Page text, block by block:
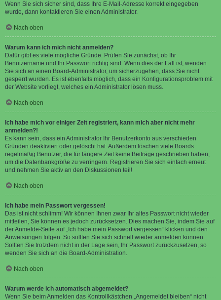
Wenn Sie sich sicher sind, dass Ihre E-Mail-Adresse korrekt eingegeben
wurde, dann kontaktieren Sie einen Administrator.
Nach oben
Warum kann ich mich nicht anmelden?
Dafür gibt es viele mögliche Gründe. Prüfen Sie zunächst, ob Ihr
Benutzername und Ihr Passwort richtig sind. Wenn dies der Fall ist, wenden
Sie sich an einen Board-Administrator, um sicherzugehen, dass Sie nicht
gesperrt wurden. Es ist ebenfalls möglich, dass ein Konfigurationsproblem mit
der Website vorliegt, welches ein Administrator lösen muss.
Nach oben
Ich habe mich vor einiger Zeit registriert, kann mich aber nicht mehr
anmelden?!
Es kann sein, dass ein Administrator Ihr Benutzerkonto aus verschieden
Gründen deaktiviert oder gelöscht hat. Außerdem löschen viele Boards
regelmäßig Benutzer, die für längere Zeit keine Beiträge geschrieben haben,
um die Datenbankgröße zu verringern. Registrieren Sie sich einfach erneut
und nehmen Sie aktiv an den Diskussionen teil!
Nach oben
Ich habe mein Passwort vergessen!
Das ist nicht schlimm! Wir können Ihnen zwar Ihr altes Passwort nicht wieder
mitteilen, Sie können es jedoch zurücksetzen. Dies machen Sie, indem Sie auf
der Anmelde-Seite auf „Ich habe mein Passwort vergessen“ klicken und den
Anweisungen folgen. So sollten Sie sich schnell wieder anmelden können.
Sollten Sie trotzdem nicht in der Lage sein, Ihr Passwort zurückzusetzen, so
wenden Sie sich an die Board-Administration.
Nach oben
Warum werde ich automatisch abgemeldet?
Wenn Sie beim Anmelden das Kontrollkästchen „Angemeldet bleiben“ nicht